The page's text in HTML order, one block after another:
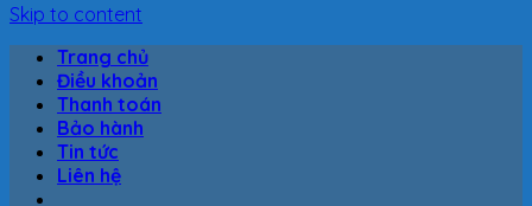
Skip to content
Trang chủ
Điều khoản
Thanh toán
Bảo hành
Tin tức
Liên hệ